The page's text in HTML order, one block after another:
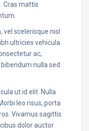
Cras mattis
scelerisque nisl
ultricies vehicula
ac,
nulla sed
ut id elit. Nulla
leo risus, porta
Vivamus sagittis
dolor auctor.